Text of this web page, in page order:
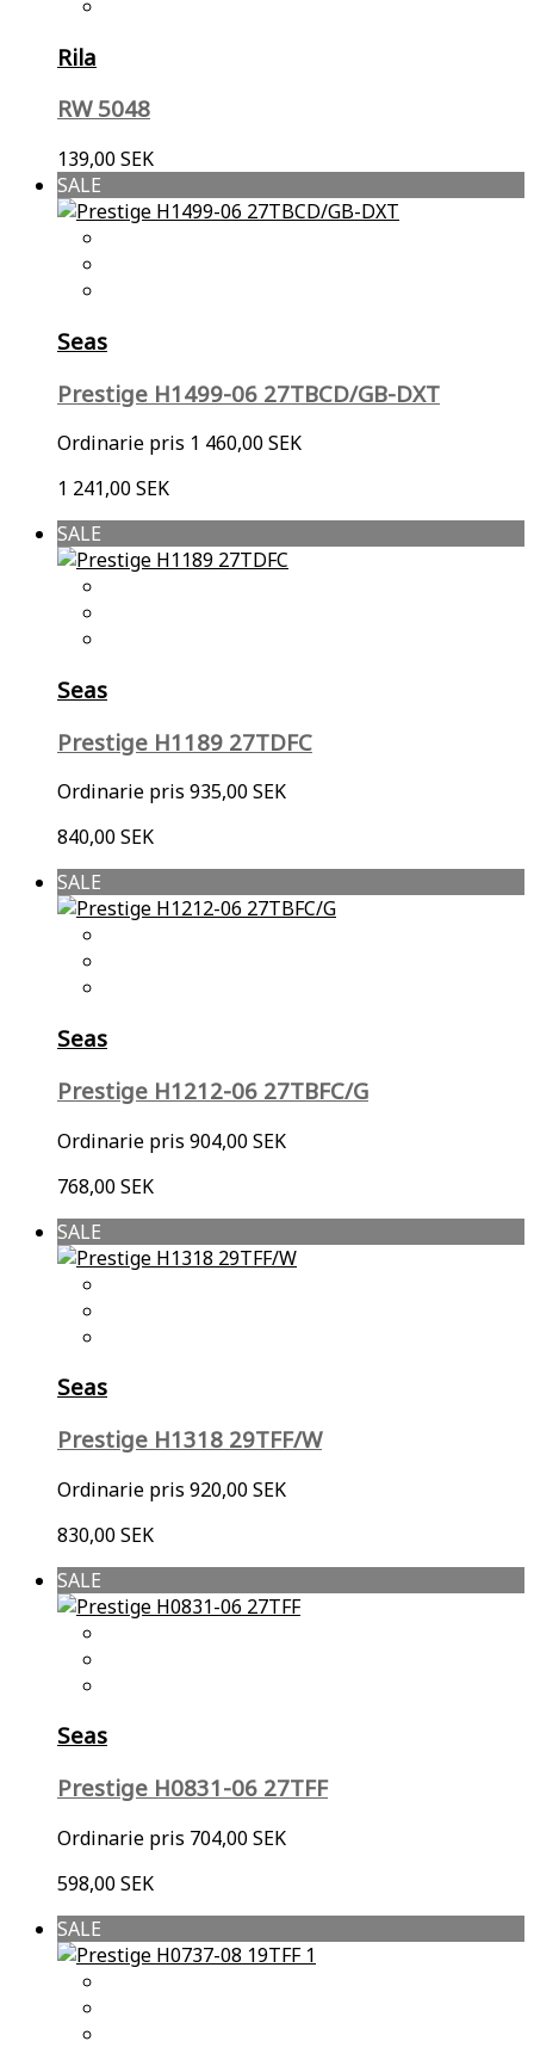
Rila
RW 5048
139,00 SEK
SALE
Seas
Prestige H1499-06 27TBCD/GB-DXT
Ordinarie pris 1 460,00 SEK
1 241,00 SEK
SALE
Seas
Prestige H1189 27TDFC
Ordinarie pris 935,00 SEK
840,00 SEK
SALE
Seas
Prestige H1212-06 27TBFC/G
Ordinarie pris 904,00 SEK
768,00 SEK
SALE
Seas
Prestige H1318 29TFF/W
Ordinarie pris 920,00 SEK
830,00 SEK
SALE
Seas
Prestige H0831-06 27TFF
Ordinarie pris 704,00 SEK
598,00 SEK
SALE